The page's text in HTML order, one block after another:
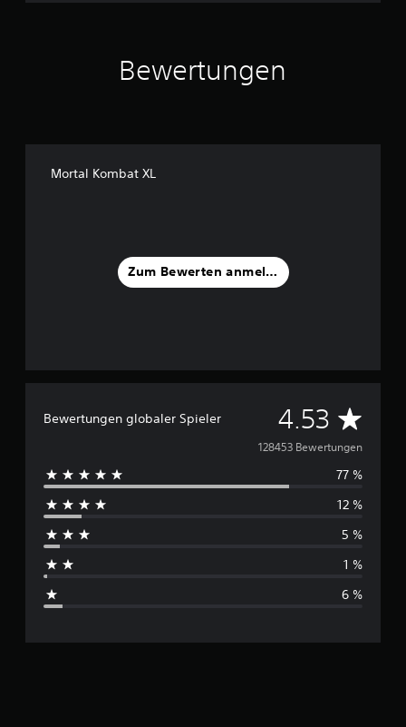
Bewertungen
Mortal Kombat XL
Zum Bewerten anmelden
Bewertungen globaler Spieler 4.53 D
u
r
c
h
128453 Bewertungen
77 %
12 %
5 %
1 %
6 %